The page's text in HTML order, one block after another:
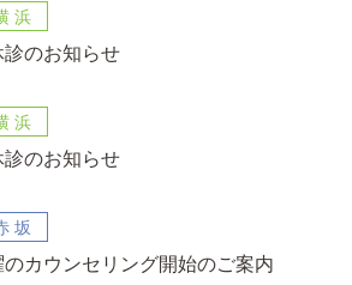
のお知らせ
のお知らせ
カウンセリング開始のご案内